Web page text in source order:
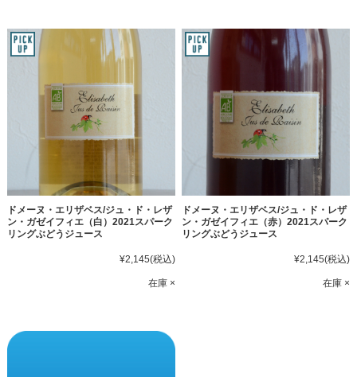
ドメーヌ・エリザベス/ジュ・ド・レザ
ン・ガゼイフィエ（白）2021スパーク
リングぶどうジュース
¥2,145(税込)
在庫 ×
ドメーヌ・エリザベス/ジュ・ド・レザ
ン・ガゼイフィエ（赤）2021スパーク
リングぶどうジュース
¥2,145(税込)
在庫 ×